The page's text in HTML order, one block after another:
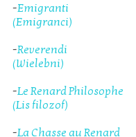
-Emigranti
(Emigranci)
-Reverendi
(Wielebni)
-Le Renard Philosophe
(Lis filozof)
-La Chasse au Renard